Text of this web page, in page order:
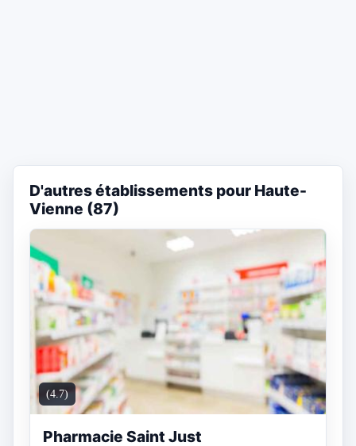
D'autres établissements pour Haute-
Vienne (87)
(4.7)
Pharmacie Saint Just